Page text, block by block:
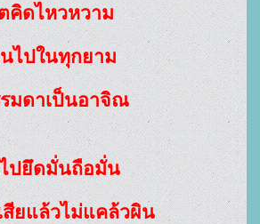
คิดไหวหวาม
ไปในทุกยาม
มดาเป็นอาจิณ
ปยึดมั่นถือมั่น
สียแล้วไม่แคล้วผิน